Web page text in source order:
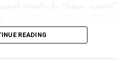
قائلاً إن متطوعيه “يضحون بحياتهم
متمنياً للمؤسسة وجميع العاملين
READING